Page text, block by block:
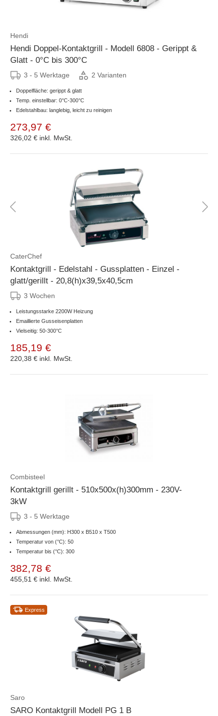
Hendi
Hendi Doppel-Kontaktgrill - Modell 6808 - Gerippt &
Glatt - 0°C bis 300°C
3 - 5 Werktage 2 Varianten
Doppelfläche: gerippt & glatt
Temp. einstellbar: 0°C-300°C
Edelstahlbau: langlebig, leicht zu reinigen
273,97 €
326,02 € inkl. MwSt.
CaterChef
Kontaktgrill - Edelstahl - Gussplatten - Einzel -
glatt/gerillt - 20,8(h)x39,5x40,5cm
3 Wochen
Leistungsstarke 2200W Heizung
Emaillierte Gusseisenplatten
Vielseitig: 50-300°C
185,19 €
220,38 € inkl. MwSt.
Combisteel
Kontaktgrill gerillt - 510x500x(h)300mm - 230V-
3kW
3 - 5 Werktage
Abmessungen (mm): H300 x B510 x T500
Temperatur von (°C): 50
Temperatur bis (°C): 300
382,78 €
455,51 € inkl. MwSt.
Express
Saro
SARO Kontaktgrill Modell PG 1 B